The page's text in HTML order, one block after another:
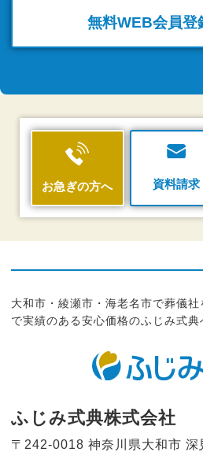
無料WEB会員登
お急ぎの方へ 資料請求
大和市・綾瀬市・海老名市で葬儀
で実績のある安心価格のふじみ式典
ふじみ式典株式会社
〒242-0018 神奈川県大和市 深